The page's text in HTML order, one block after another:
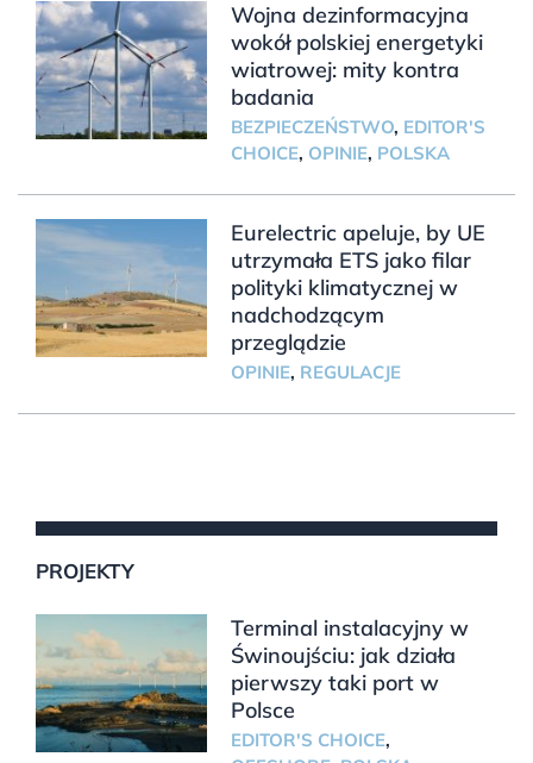
Wojna dezinformacyjna
wokół polskiej energetyki
wiatrowej: mity kontra
badania
BEZPIECZEŃSTWO, EDITOR'S
CHOICE, OPINIE, POLSKA
Eurelectric apeluje, by UE
utrzymała ETS jako filar
polityki klimatycznej w
nadchodzącym
przeglądzie
OPINIE, REGULACJE
PROJEKTY
Terminal instalacyjny w
Świnoujściu: jak działa
pierwszy taki port w
Polsce
EDITOR'S CHOICE,